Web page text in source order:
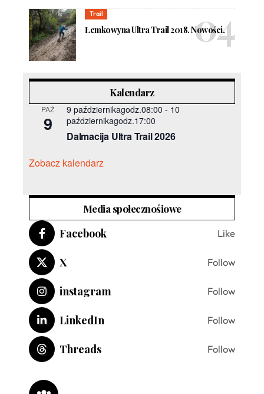
Trail
Łemkowyna Ultra Trail 2018. Nowości.
Kalendarz
PAŹ
9
9 październikagodz.08:00 - 10
październikagodz.17:00
Dalmacija Ultra Trail 2026
Zobacz kalendarz
Media społecznośiowe
Facebook Like
X Follow
instagram Follow
LinkedIn Follow
Threads Follow